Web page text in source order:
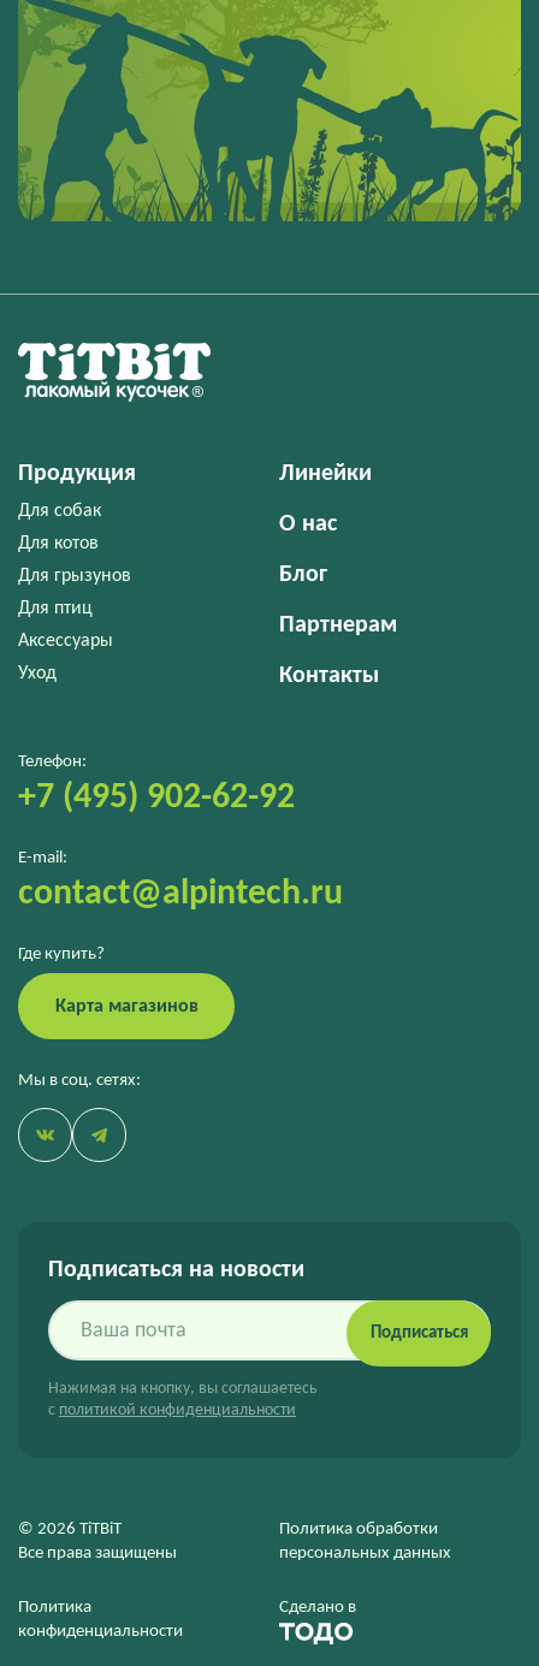
Телефон:
+7 (495) 902-62-92
E-mail:
contact@alpintech.ru
Мы в соц. сетях:
Где купить?
Карта магазинов
Продукция
Для собак
Для котов
Для грызунов
Для птиц
Аксессуары
Уход
Линейки
О нас
Блог
Партнерам
Контакты
Подписаться на новости
Подписаться
Нажимая на кнопку, вы соглашаетесь
с политикой конфиденциальности
© 2026 TiTBiT
Все права защищены
Политика обработки
персональных данных
Политика
конфиденциальности
Сделано в